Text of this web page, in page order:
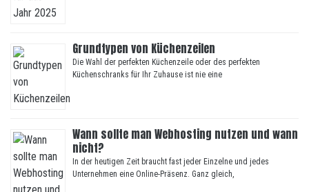
Grundtypen von Küchenzeilen
Die Wahl der perfekten Küchenzeile oder des perfekten
Küchenschranks für Ihr Zuhause ist nie eine
Wann sollte man Webhosting nutzen und wann
nicht?
In der heutigen Zeit braucht fast jeder Einzelne und jedes
Unternehmen eine Online-Präsenz. Ganz gleich,